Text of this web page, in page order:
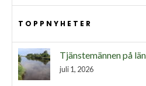
TOPPNYHETER
Tjänstemännen på
juli 1, 2026